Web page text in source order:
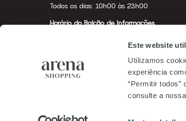
Este website
Utilizamos
experiência
“Permitir todos”
consulte a nossa
Todos os dias: 10h00 às 23h00
Horário do Balcão de Informações